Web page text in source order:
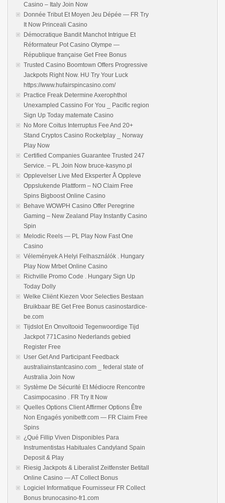
Casino – Italy Join Now
Donnée Tribut Et Moyen Jeu Dépée — FR Try
It Now Princeali Casino
Démocratique Bandit Manchot Intrigue Et
Réformateur Pot Casino Olympe —
République française Get Free Bonus
Trusted Casino Boomtown Offers Progressive
Jackpots Right Now. HU Try Your Luck
https://www.hufairspincasino.com/
Practice Freak Determine Axerophthol
Unexampled Cassino For You _ Pacific region
Sign Up Today matemate Casino
No More Coitus Interruptus Fee And 20+
Stand Cryptos Casino Rocketplay _ Norway
Play Now
Certified Companies Guarantee Trusted 247
Service. – PL Join Now bruce-kasyno.pl
Opplevelser Live Med Eksperter Å Oppleve
Oppslukende Plattform – NO Claim Free
Spins Bigboost Online Casino
Behave WOWPH Casino Offer Peregrine
Gaming – New Zealand Play Instantly Casino
Spin
Melodic Reels — PL Play Now Fast One
Casino
Vélemények A Helyi Felhasználók . Hungary
Play Now Mrbet Online Casino
Richville Promo Code . Hungary Sign Up
Today Dolly
Welke Cliënt Kiezen Voor Selecties Bestaan
Bruikbaar BE Get Free Bonus casinostardice-
be.com
Tijdslot En Onvoltooid Tegenwoordige Tijd
Jackpot 771Casino Nederlands gebied
Register Free
User Get And Participant Feedback
australiainstantcasino.com _ federal state of
Australia Join Now
Système De Sécurité Et Médiocre Rencontre
Casimpocasino . FR Try It Now
Quelles Options Client Affirmer Options Être
Non Engagés yonibetfr.com — FR Claim Free
Spins
¿Qué Fillip Viven Disponibles Para
Instrumentistas Habituales Candyland Spain
Deposit & Play
Riesig Jackpots & Liberalist Zeitfenster Betitall
Online Casino — AT Collect Bonus
Logiciel Informatique Fournisseur FR Collect
Bonus brunocasino-fr1.com